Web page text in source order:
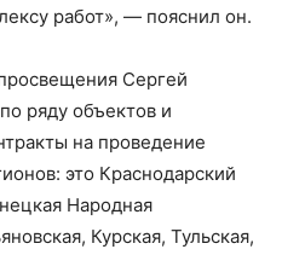
работ», — пояснил он.
Сергей
ряду объектов и
на проведение
это Краснодарский
Народная
Курская, Тульская,